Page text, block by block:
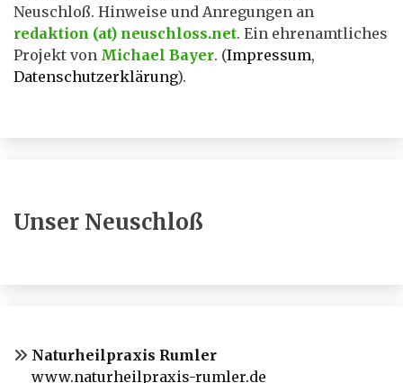
Neuschloß. Hinweise und Anregungen an
redaktion (at) neuschloss.net. Ein ehrenamtliches
Projekt von Michael Bayer. (Impressum,
Datenschutzerklärung).
Unser Neuschloß
Naturheilpraxis Rumler
www.naturheilpraxis-rumler.de